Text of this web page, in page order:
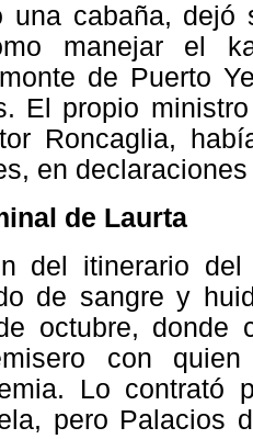
una cabaña, dejó
manejar el
de Puerto
El propio
Roncaglia,
en
de Laurta
del itinerario del
de sangre y
octubre, donde
con quien
Lo contrató
pero Palacios